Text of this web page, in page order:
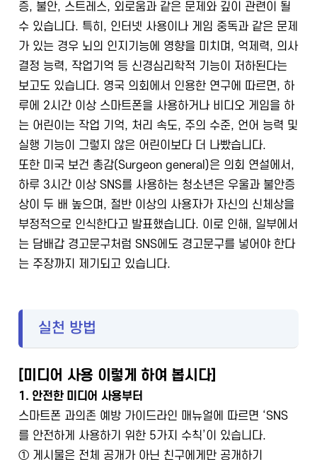
증, 불안, 스트레스, 외로움과 같은 문제와 깊이 관련이 될
수 있습니다. 특히, 인터넷 사용이나 게임 중독과 같은 문제
가 있는 경우 뇌의 인지기능에 영향을 미치며, 억제력, 의사
결정 능력, 작업기억 등 신경심리학적 기능이 저하된다는
보고도 있습니다. 영국 의회에서 인용한 연구에 따르면, 하
루에 2시간 이상 스마트폰을 사용하거나 비디오 게임을 하
는 어린이는 작업 기억, 처리 속도, 주의 수준, 언어 능력 및
실행 기능이 그렇지 않은 어린이보다 더 나빴습니다.
또한 미국 보건 총감(Surgeon general)은 의회 연설에서,
하루 3시간 이상 SNS를 사용하는 청소년은 우울과 불안증
상이 두 배 높으며, 절반 이상의 사용자가 자신의 신체상을
부정적으로 인식한다고 발표했습니다. 이로 인해, 일부에서
는 담배갑 경고문구처럼 SNS에도 경고문구를 넣어야 한다
는 주장까지 제기되고 있습니다.
실천 방법
[미디어 사용 이렇게 하여 봅시다]
1. 안전한 미디어 사용부터
스마트폰 과의존 예방 가이드라인 매뉴얼에 따르면 ‘SNS
를 안전하게 사용하기 위한 5가지 수칙’이 있습니다.
① 게시물은 전체 공개가 아닌 친구에게만 공개하기